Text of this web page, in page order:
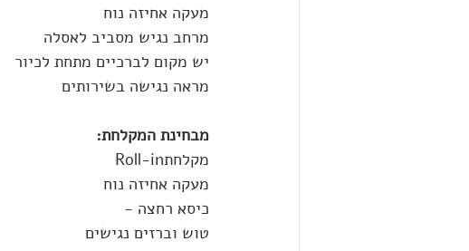
מעקה אחיזה נוח
מרחב נגיש מסביב לאסלה
יש מקום לברכיים מתחת לכיור
מראה נגישה בשירותים
מבחינת המקלחת:
מקלחתRoll-in
מעקה אחיזה נוח
כיסא רחצה -
טוש וברזים נגישים